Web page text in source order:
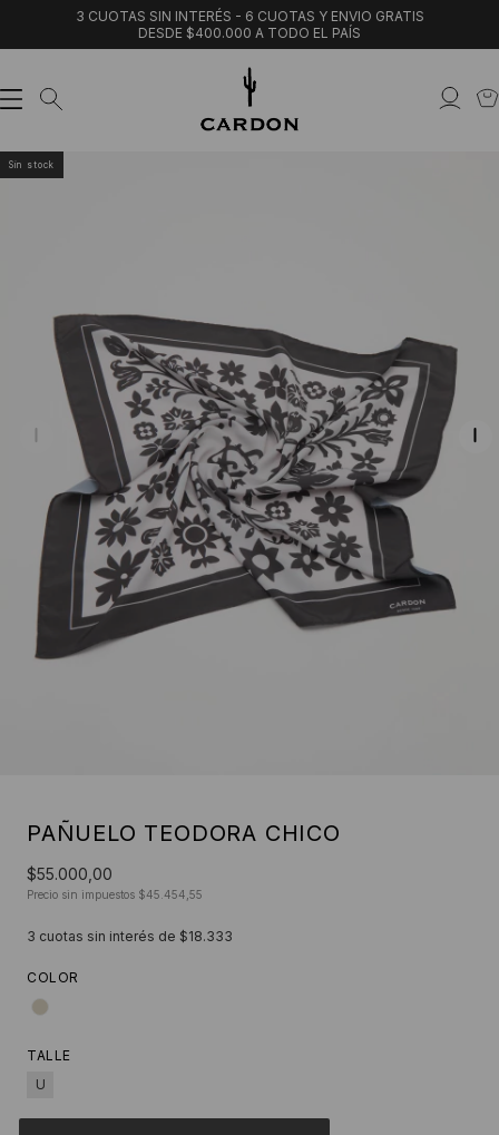
3 CUOTAS SIN INTERÉS - 6 CUOTAS Y ENVIO GRATIS
DESDE $400.000 A TODO EL PAÍS
Sin stock
PAÑUELO TEODORA CHICO
$55.000,00
Precio sin impuestos $45.454,55
3 cuotas sin interés de $18.333
COLOR
TALLE
U